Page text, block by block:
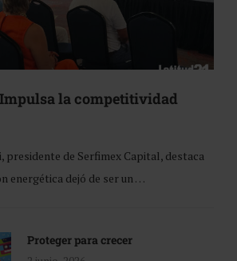
la competitividad
presidente de Serfimex Capital, destaca
energética dejó de ser un …
Proteger para crecer